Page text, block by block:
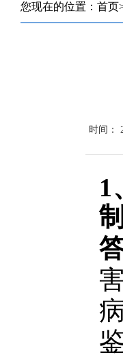
您现在的位置： 首页
时间：
1